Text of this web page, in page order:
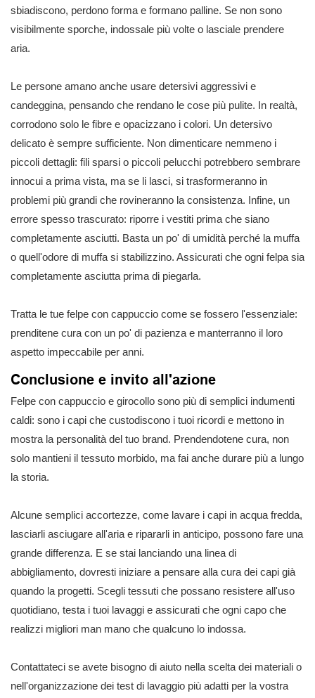
sbiadiscono, perdono forma e formano palline. Se non sono
visibilmente sporche, indossale più volte o lasciale prendere
aria.
Le persone amano anche usare detersivi aggressivi e
candeggina, pensando che rendano le cose più pulite. In realtà,
corrodono solo le fibre e opacizzano i colori. Un detersivo
delicato è sempre sufficiente. Non dimenticare nemmeno i
piccoli dettagli: fili sparsi o piccoli pelucchi potrebbero sembrare
innocui a prima vista, ma se li lasci, si trasformeranno in
problemi più grandi che rovineranno la consistenza. Infine, un
errore spesso trascurato: riporre i vestiti prima che siano
completamente asciutti. Basta un po' di umidità perché la muffa
o quell'odore di muffa si stabilizzino. Assicurati che ogni felpa sia
completamente asciutta prima di piegarla.
Tratta le tue felpe con cappuccio come se fossero l'essenziale:
prenditene cura con un po' di pazienza e manterranno il loro
aspetto impeccabile per anni.
Conclusione e invito all'azione
Felpe con cappuccio e girocollo sono più di semplici indumenti
caldi: sono i capi che custodiscono i tuoi ricordi e mettono in
mostra la personalità del tuo brand. Prendendotene cura, non
solo mantieni il tessuto morbido, ma fai anche durare più a lungo
la storia.
Alcune semplici accortezze, come lavare i capi in acqua fredda,
lasciarli asciugare all'aria e ripararli in anticipo, possono fare una
grande differenza. E se stai lanciando una linea di
abbigliamento, dovresti iniziare a pensare alla cura dei capi già
quando la progetti. Scegli tessuti che possano resistere all'uso
quotidiano, testa i tuoi lavaggi e assicurati che ogni capo che
realizzi migliori man mano che qualcuno lo indossa.
Contattateci se avete bisogno di aiuto nella scelta dei materiali o
nell'organizzazione dei test di lavaggio più adatti per la vostra